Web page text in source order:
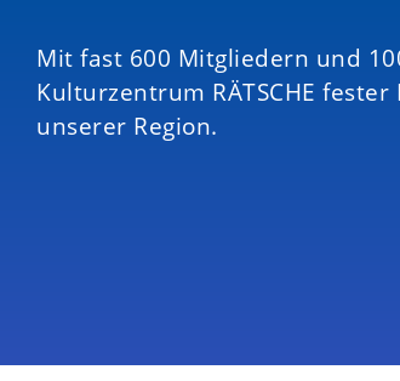
Mit fast 600 Mitgliedern und
Kulturzentrum RÄTSCHE
unserer Region.